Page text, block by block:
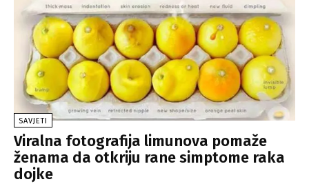
SAVJETI
Viralna fotografija limunova pomaže
ženama da otkriju rane simptome raka
dojke